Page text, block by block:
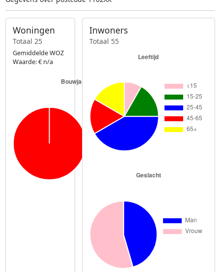
Woningen
Totaal 25
Gemiddelde WOZ
Waarde: € n/a
Inwoners
Totaal 55